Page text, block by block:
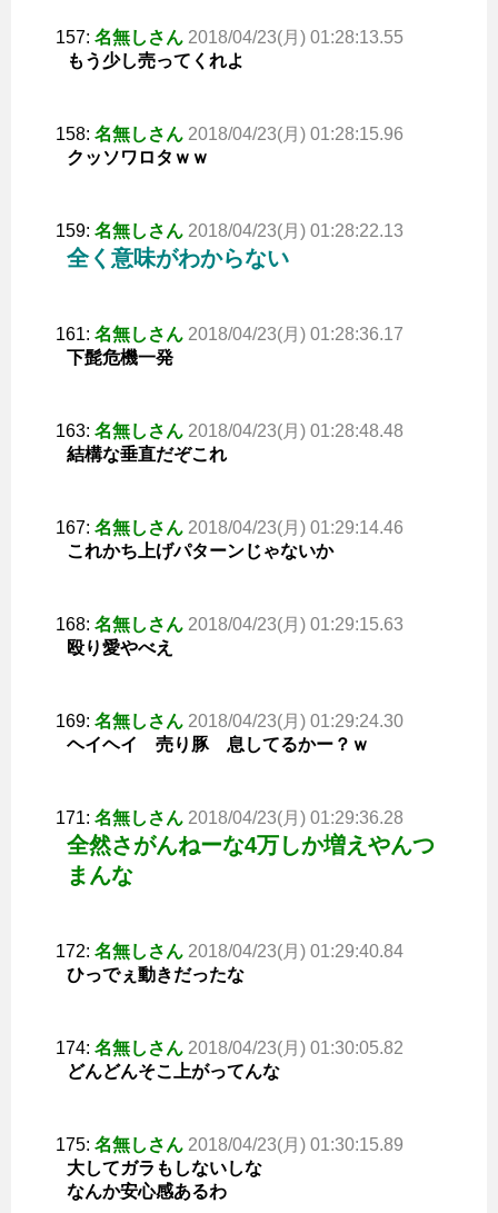
157: 名無しさん 2018/04/23(月) 01:28:13.55
もう少し売ってくれよ
158: 名無しさん 2018/04/23(月) 01:28:15.96
クッソワロタｗｗ
159: 名無しさん 2018/04/23(月) 01:28:22.13
全く意味がわからない
161: 名無しさん 2018/04/23(月) 01:28:36.17
下髭危機一発
163: 名無しさん 2018/04/23(月) 01:28:48.48
結構な垂直だぞこれ
167: 名無しさん 2018/04/23(月) 01:29:14.46
これかち上げパターンじゃないか
168: 名無しさん 2018/04/23(月) 01:29:15.63
殴り愛やべえ
169: 名無しさん 2018/04/23(月) 01:29:24.30
ヘイヘイ 売り豚 息してるかー？ｗ
171: 名無しさん 2018/04/23(月) 01:29:36.28
全然さがんねーな4万しか増えやんつ
まんな
172: 名無しさん 2018/04/23(月) 01:29:40.84
ひっでぇ動きだったな
174: 名無しさん 2018/04/23(月) 01:30:05.82
どんどんそこ上がってんな
175: 名無しさん 2018/04/23(月) 01:30:15.89
大してガラもしないしな
なんか安心感あるわ